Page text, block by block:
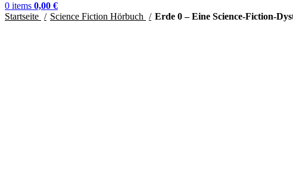
0 items 0,00 €
Startseite
Science Fiction Hörbuch Erde 0 – Eine Science-Fiction-